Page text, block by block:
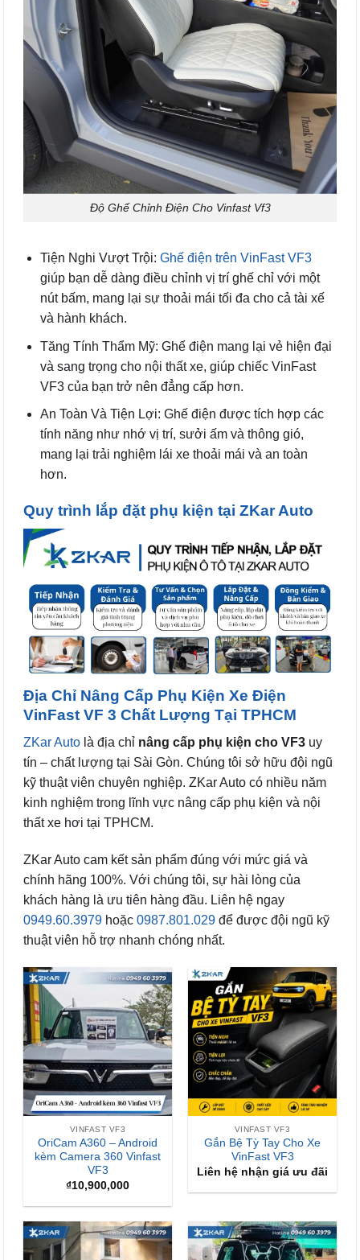
Độ Ghế Chỉnh Điện Cho Vinfast Vf3
Tiện Nghi Vượt Trội: Ghế điện trên VinFast VF3
giúp bạn dễ dàng điều chỉnh vị trí ghế chỉ với một
nút bấm, mang lại sự thoải mái tối đa cho cả tài xế
và hành khách.
Tăng Tính Thẩm Mỹ: Ghế điện mang lại vẻ hiện đại
và sang trọng cho nội thất xe, giúp chiếc VinFast
VF3 của bạn trở nên đẳng cấp hơn.
An Toàn Và Tiện Lợi: Ghế điện được tích hợp các
tính năng như nhớ vị trí, sưởi ấm và thông gió,
mang lại trải nghiệm lái xe thoải mái và an toàn
hơn.
Quy trình lắp đặt phụ kiện tại ZKar Auto
Địa Chỉ Nâng Cấp Phụ Kiện Xe Điện
VinFast VF 3 Chất Lượng Tại TPHCM
ZKar Auto là địa chỉ nâng cấp phụ kiện cho VF3 uy
tín – chất lượng tại Sài Gòn. Chúng tôi sở hữu đội ngũ
kỹ thuật viên chuyên nghiệp. ZKar Auto có nhiều năm
kinh nghiệm trong lĩnh vực nâng cấp phụ kiện và nội
thất xe hơi tại TPHCM.
ZKar Auto cam kết sản phẩm đúng với mức giá và
chính hãng 100%. Với chúng tôi, sự hài lòng của
khách hàng là ưu tiên hàng đầu. Liên hệ ngay
0949.60.3979 hoặc 0987.801.029 để được đội ngũ kỹ
thuật viên hỗ trợ nhanh chóng nhất.
VINFAST VF3
OriCam A360 – Android
kèm Camera 360 Vinfast
VF3
₫10,900,000
VINFAST VF3
Gắn Bệ Tỳ Tay Cho Xe
VinFast VF3
Liên hệ nhận giá ưu đãi